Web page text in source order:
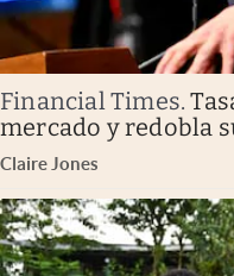
Financial Times.
mercado y redobla
Claire Jones